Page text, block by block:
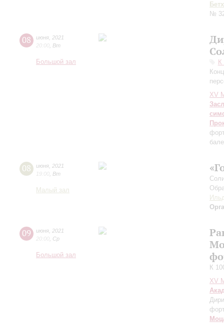
№
08 июня 2021
20:00 Вт
Большой зал
К
XV
08 июня 2021
19:00 Вт
Малый зал
09 июня 2021
20:00 Ср
Большой зал
К
XV